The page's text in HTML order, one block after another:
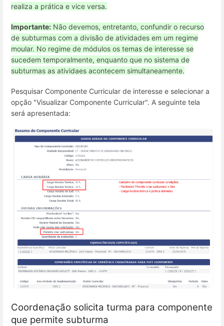
realiza a prática e vice versa.
Importante: Não devemos, entretanto, confundir o recurso
de subturmas com a divisão de atividades em um regime
moular. No regime de módulos os temas de interesse se
sucedem temporalmente, enquanto que no sistema de
subturmas as atividaes acontecem simultaneamente.
Pesquisar Componente Curricular de interesse e selecionar a
opção "Visualizar Componente Curricular". A seguinte tela
será apresentada:
Coordenação solicita turma para componente
que permite subturma